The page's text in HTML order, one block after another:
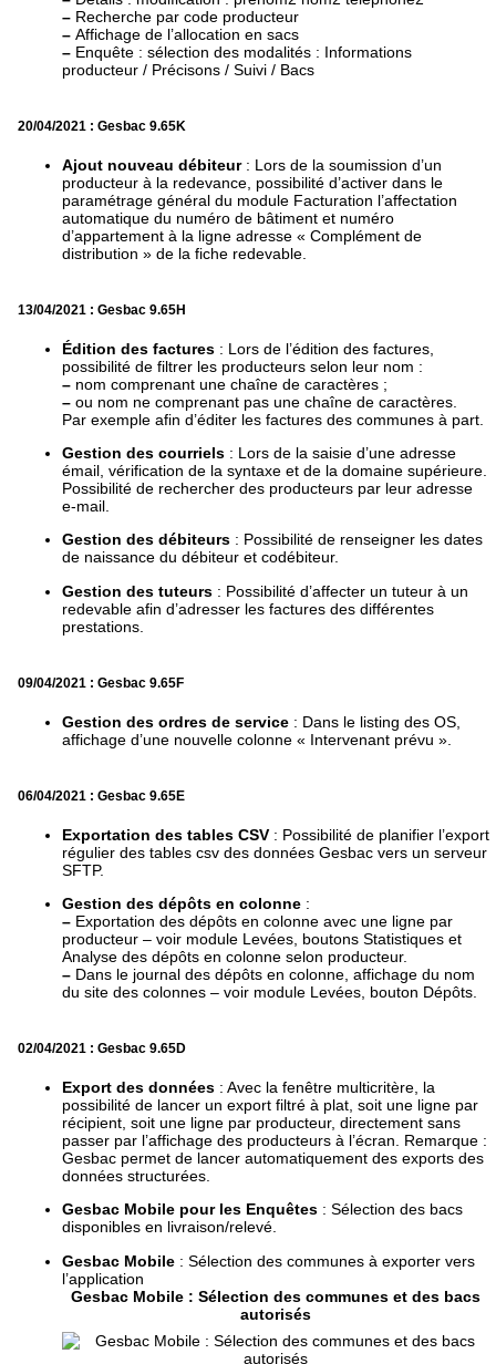
– Recherche par code producteur
– Affichage de l’allocation en sacs
– Enquête : sélection des modalités : Informations
producteur / Précisons / Suivi / Bacs
20/04/2021 : Gesbac 9.65K
Ajout nouveau débiteur: Lors de la soumission d’un
producteur à la redevance, possibilité d’activer dans le
paramétrage général du module Facturation l’affectation
automatique du numéro de bâtiment et numéro
d’appartement à la ligne adresse « Complément de
distribution » de la fiche redevable.
13/04/2021 : Gesbac 9.65H
Édition des factures : Lors de l’édition des factures,
possibilité de filtrer les producteurs selon leur nom :
– nom comprenant une chaîne de caractères ;
– ou nom ne comprenant pas une chaîne de caractères.
Par exemple afin d’éditer les factures des communes à part.
Gestion des courriels : Lors de la saisie d’une adresse
émail, vérification de la syntaxe et de la domaine supérieure.
Possibilité de rechercher des producteurs par leur adresse
e-mail.
Gestion des débiteurs : Possibilité de renseigner les dates
de naissance du débiteur et codébiteur.
Gestion des tuteurs : Possibilité d’affecter un tuteur à un
redevable afin d’adresser les factures des différentes
prestations.
09/04/2021 : Gesbac 9.65F
Gestion des ordres de service : Dans le listing des OS,
affichage d’une nouvelle colonne « Intervenant prévu ».
06/04/2021 : Gesbac 9.65E
Exportation des tables CSV : Possibilité de planifier l’export
régulier des tables csv des données Gesbac vers un serveur
SFTP.
Gestion des dépôts en colonne :
– Exportation des dépôts en colonne avec une ligne par
producteur – voir module Levées, boutons Statistiques et
Analyse des dépôts en colonne selon producteur.
– Dans le journal des dépôts en colonne, affichage du nom
du site des colonnes – voir module Levées, bouton Dépôts.
02/04/2021 : Gesbac 9.65D
Export des données : Avec la fenêtre multicritère, la
possibilité de lancer un export filtré à plat, soit une ligne par
récipient, soit une ligne par producteur, directement sans
passer par l’affichage des producteurs à l’écran. Remarque :
Gesbac permet de lancer automatiquement des exports des
données structurées.
Gesbac Mobile pour les Enquêtes : Sélection des bacs
disponibles en livraison/relevé.
Gesbac Mobile : Sélection des communes à exporter vers
l’application
Gesbac Mobile : Sélection des communes et des bacs
autorisés